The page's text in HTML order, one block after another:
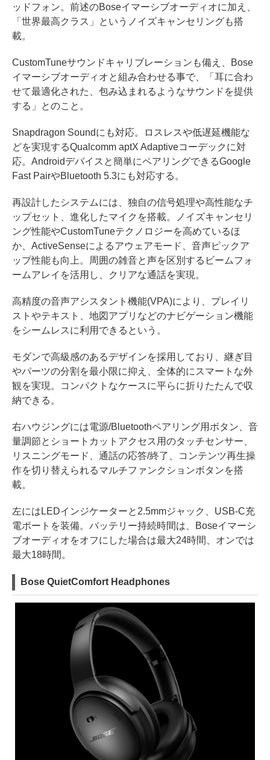
ッドフォン。前述のBoseイマーシブオーディオに加え、
「世界最高クラス」というノイズキャンセリングも搭
載。
CustomTuneサウンドキャリブレーションも備え、Bose
イマーシブオーディオと組み合わせる事で、「耳に合わ
せて最適化された、包み込まれるようなサウンドを提供
する」とのこと。
Snapdragon Soundにも対応。ロスレスや低遅延機能な
どを実現するQualcomm aptX Adaptiveコーデックに対
応。Androidデバイスと簡単にペアリングできるGoogle
Fast PairやBluetooth 5.3にも対応する。
再設計したシステムには、独自の信号処理や高性能なチ
ップセット、進化したマイクを搭載。ノイズキャンセリ
ング性能やCustomTuneテクノロジーを高めているほ
か、ActiveSenseによるアウェアモード、音声ピックア
ップ性能も向上。周囲の雑音と声を区別するビームフォ
ームアレイを活用し、クリアな通話を実現。
高精度の音声アシスタント機能(VPA)により、プレイリ
ストやテキスト、地図アプリなどのナビゲーション機能
をシームレスに利用できるという。
モダンで高級感のあるデザインを採用しており、継ぎ目
やパーツの分割を最小限に抑え、全体的にスマートな外
観を実現。コンパクトなケースに平らに折りたたんで収
納できる。
右ハウジングには電源/Bluetoothペアリング用ボタン、音
量調節とショートカットアクセス用のタッチセンサー、
リスニングモード、通話の応答/終了、コンテンツ再生操
作を切り替えられるマルチファンクションボタンを搭
載。
左にはLEDインジケーターと2.5mmジャック、USB-C充
電ポートを装備。バッテリー持続時間は、Boseイマーシ
ブオーディオをオフにした場合は最大24時間、オンでは
最大18時間。
Bose QuietComfort Headphones